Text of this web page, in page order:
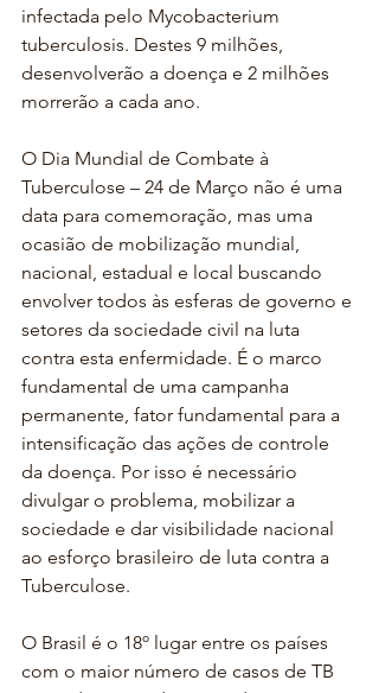
infectada pelo Mycobacterium
tuberculosis. Destes 9 milhões,
desenvolverão a doença e 2 milhões
morrerão a cada ano.
O Dia Mundial de Combate à
Tuberculose – 24 de Março não é uma
data para comemoração, mas uma
ocasião de mobilização mundial,
nacional, estadual e local buscando
envolver todos às esferas de governo e
setores da sociedade civil na luta
contra esta enfermidade. É o marco
fundamental de uma campanha
permanente, fator fundamental para a
intensificação das ações de controle
da doença. Por isso é necessário
divulgar o problema, mobilizar a
sociedade e dar visibilidade nacional
ao esforço brasileiro de luta contra a
Tuberculose.
O Brasil é o 18º lugar entre os países
com o maior número de casos de TB